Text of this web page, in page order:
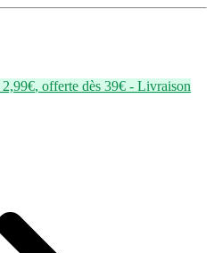
2,99€, offerte dès 39€ - Livraison